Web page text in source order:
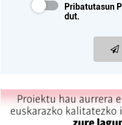
Pribatutasun
dut.